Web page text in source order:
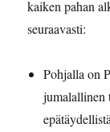
kaiken pahan
seuraavasti:
Pohjalla on
jumalallinen